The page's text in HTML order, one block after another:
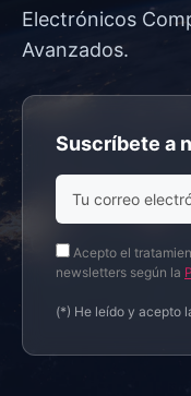
Electrónicos
Avanzados.
Suscríbete a
Acepto el
newsletters según la
(*) He leído y acepto